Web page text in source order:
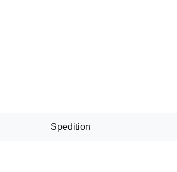
Spedition